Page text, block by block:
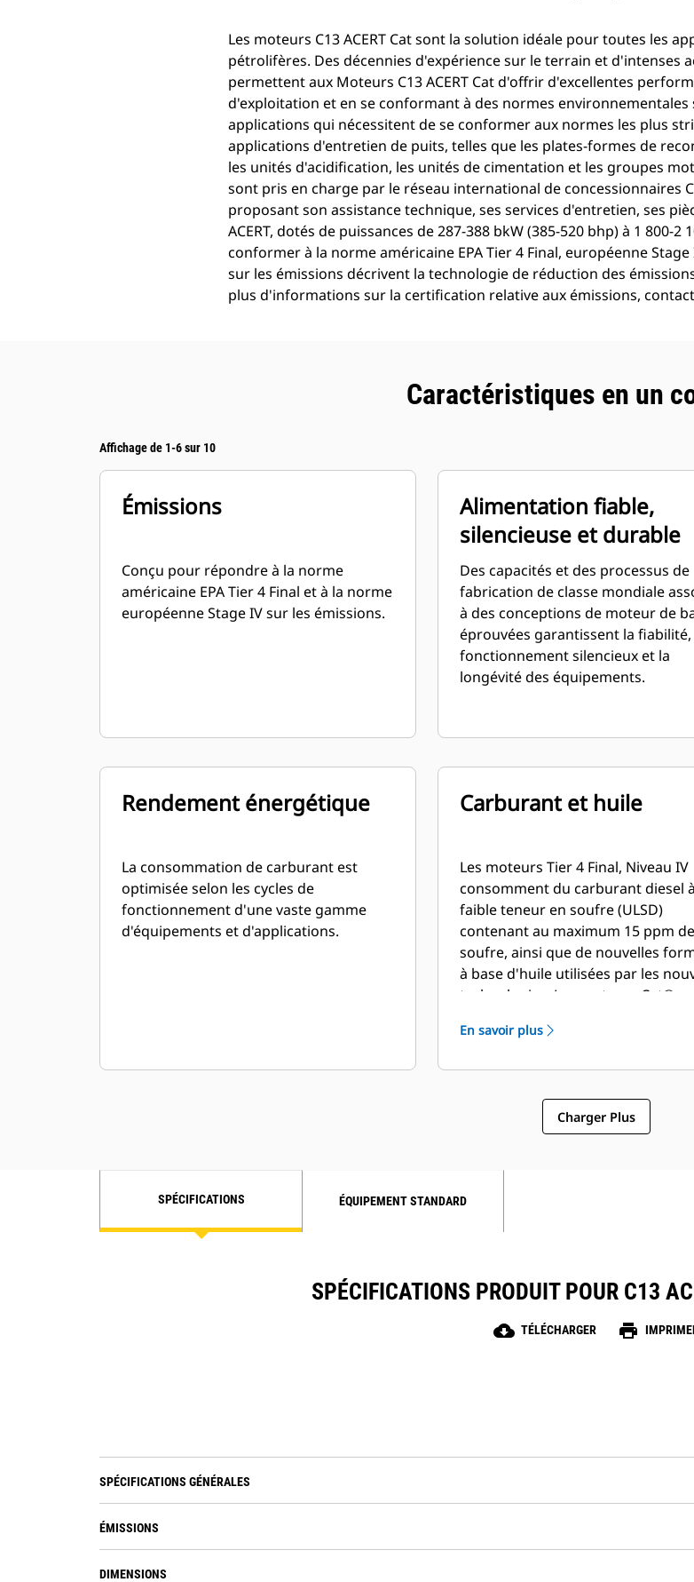
Les moteurs C13 ACERT Cat sont la solution idéale pour toutes les
pétrolifères. Des décennies d'expérience sur le terrain et d'intenses
permettent aux Moteurs C13 ACERT Cat d'offrir d'excellentes
d'exploitation et en se conformant à des normes
applications qui nécessitent de se conformer aux normes les plus
applications d'entretien de puits, telles que les plates-formes de
les unités d'acidification, les unités de cimentation et les groupes
sont pris en charge par le réseau international de concessionnaires
proposant son assistance technique, ses services d'entretien, ses
ACERT, dotés de puissances de 287-388 bkW (385-520 bhp) à 1 800-
conformer à la norme américaine EPA Tier 4 Final, européenne
sur les émissions décrivent la technologie de réduction des
plus d'informations sur la certification relative aux émissions,
Caractéristiques en un
Affichage de 1-6 sur 10
Émissions
Conçu pour répondre à la norme
américaine EPA Tier 4 Final et à la norme
européenne Stage IV sur les émissions.
Alimentation fiable,
silencieuse et durable
Des capacités et des processus de
fabrication de classe mondiale
à des conceptions de moteur de
éprouvées garantissent la fiabilité,
fonctionnement silencieux et la
longévité des équipements.
Rendement énergétique
La consommation de carburant est
optimisée selon les cycles de
fonctionnement d'une vaste gamme
d'équipements et d'applications.
Carburant et huile
Les moteurs Tier 4 Final, Niveau IV
consomment du carburant diesel
faible teneur en soufre (ULSD)
contenant au maximum 15 ppm de
soufre, ainsi que de nouvelles
à base d'huile utilisées par les
technologies. Les moteurs Cat®
biocarburant B20. Votre
carburant et de l'huile.
En savoir plus
Charger Plus
SPÉCIFICATIONS ÉQUIPEMENT STANDARD
SPÉCIFICATIONS PRODUIT POUR C13
cloud_download TÉLÉCHARGER print
SPÉCIFICATIONS GÉNÉRALES
ÉMISSIONS
DIMENSIONS